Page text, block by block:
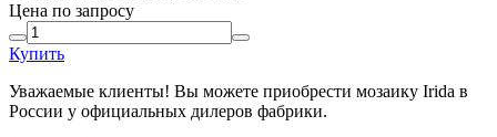
Цена по запросу
Купить
Уважаемые клиенты! Вы можете приобрести мозаику Irida в
России у официальных дилеров фабрики.